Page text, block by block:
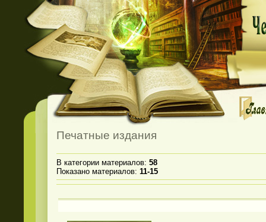
Печатные издания
В категории материалов: 58
Показано материалов: 11-15